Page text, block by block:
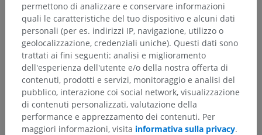
permettono di analizzare e conservare informazioni
quali le caratteristiche del tuo dispositivo e alcuni dati
personali (per es. indirizzi IP, navigazione, utilizzo o
geolocalizzazione, credenziali uniche). Questi dati sono
trattati ai fini seguenti: analisi e miglioramento
dell'esperienza dell'utente e/o della nostra offerta di
contenuti, prodotti e servizi, monitoraggio e analisi del
pubblico, interazione coi social network, visualizzazione
di contenuti personalizzati, valutazione della
performance e apprezzamento dei contenuti. Per
maggiori informazioni, visita informativa sulla privacy.